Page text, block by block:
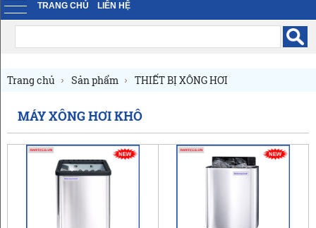
TRANG CHỦ LIÊN HỆ
Trang chủ Sản phẩm
THIẾT BỊ XÔNG HƠI
MÁY XÔNG HƠI KHÔ